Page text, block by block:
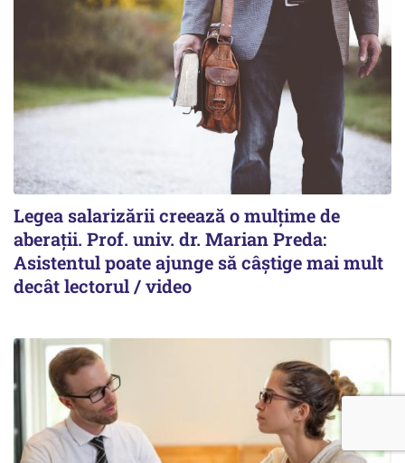
Legea salarizării creează o mulțime de
aberații. Prof. univ. dr. Marian Preda:
Asistentul poate ajunge să câștige mai mult
decât lectorul / video